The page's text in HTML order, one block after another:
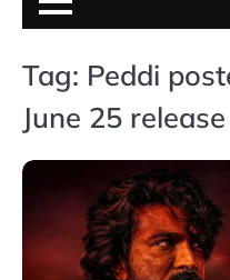
Tag: Peddi
June 25